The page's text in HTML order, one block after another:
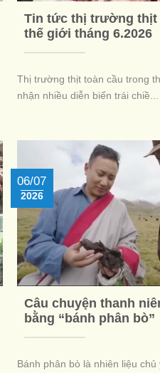
Tin tức thị trường
thế giới tháng 6.2026
Thị trường thịt toàn cầu trong
nhận nhiều diễn biến trái chiề...
Câu chuyện thanh
bằng “bánh phân bò”
06/07
2026
Bánh phân bò là nhiên liệu